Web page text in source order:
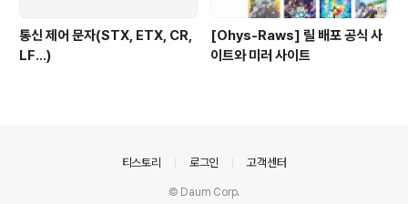
통신 제어 문자(STX, ETX, CR,
LF...)
[Ohys-Raws] 릴 배포 공식 사
이트와 미러 사이트
티스토리 로그인 고객센터
© Daum Corp.